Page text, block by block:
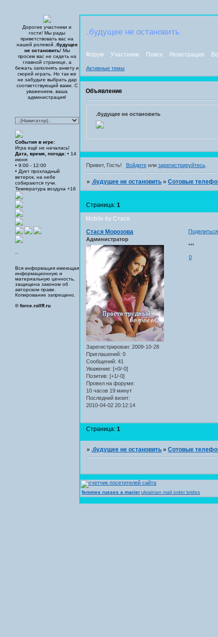
Дорогие участники и
гости! Мы рады
приветствовать вас на
нашей ролевой
.будущее
не остановить! Мы
просим вас не сидеть на
главной странице, а
бежать заполнять анкету и
скорей играть. Но так же
не забудьте выбрать дар
соответствующий вами. С
уважением, ваша
администрация!
События в игре:
Игра ещё не началась!
Дата, время, погода: • 14
июня
• 9:00 - 12:00
• Дует прохладный
ветерок, на небе
собираются тучи.
Температура воздуха +16
...
Вся информация имеющая
информационную и
материальную ценность,
защищена законом об
авторском праве.
Копирование запрещено.
© force.rollff.ru
.будущее не остановить
Форум Участники Поиск Регистрация
Активные темы
Объявление
.будущее не остановить
Привет, Гость! Войдитеили зарегистрируйтесь.
».будущее не остановить »Сотовые
Mobile by Стася
Страница:1
Поделиться
Стася Морозова
Администратор
Зарегистрирован: 2009-10-28
Приглашений: 0
Сообщений: 41
Уважение: [+0/-0]
Позитив: [+1/-0]
Провел на форуме:
10 часов 19 минут
Последний визит:
2010-04-02 20:12:14
***
0
Страница:1
».будущее не остановить »Сотовые
femmes russes a marierukrainian mail order brides